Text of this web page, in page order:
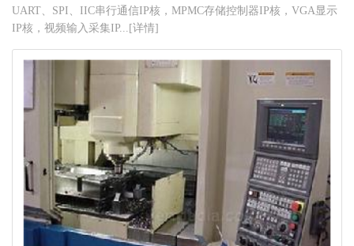
UART、SPI、IIC串行通信IP核，MPMC存储控制器IP核，VGA显示
IP核，视频输入采集IP...[详情]